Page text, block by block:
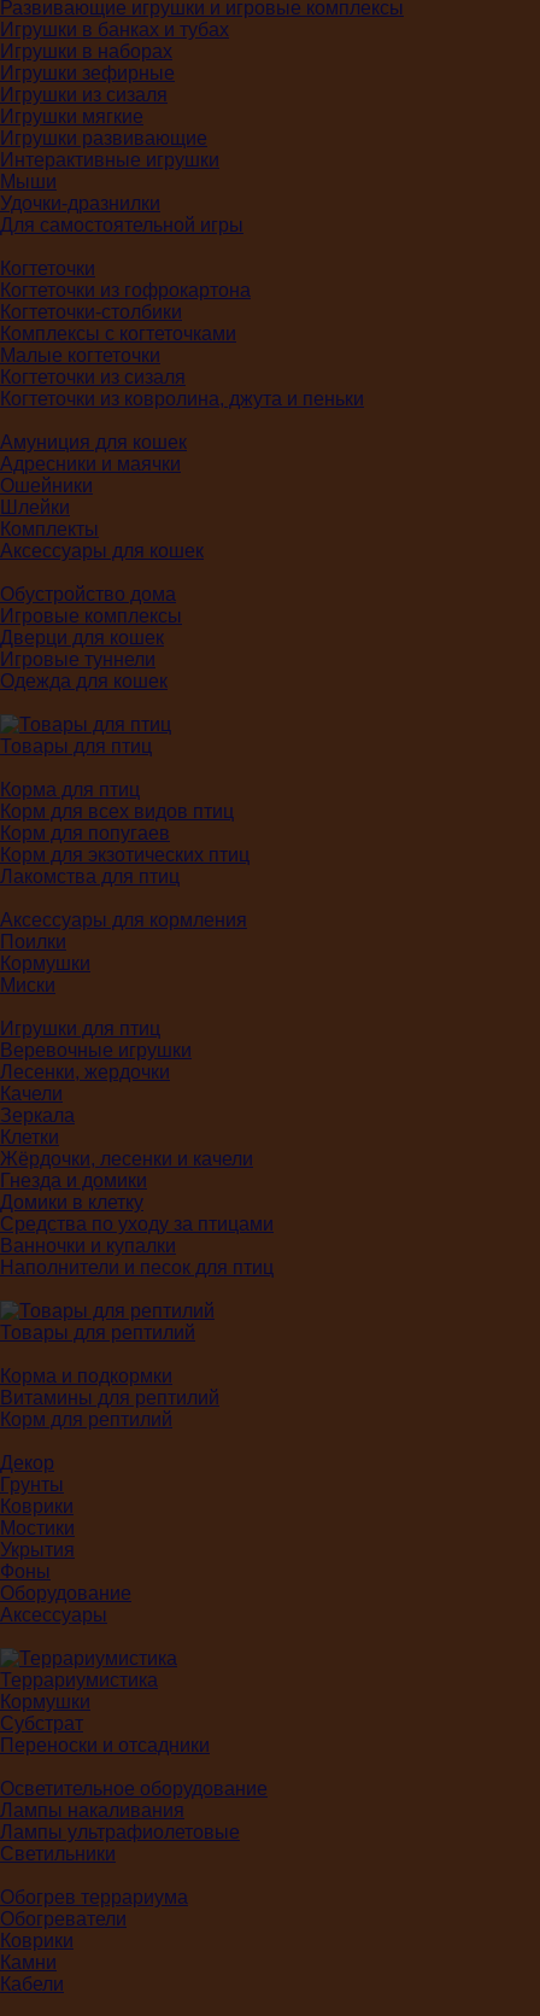
Развивающие игрушки и игровые комплексы
Игрушки в банках и тубах
Игрушки в наборах
Игрушки зефирные
Игрушки из сизаля
Игрушки мягкие
Игрушки развивающие
Интерактивные игрушки
Мыши
Удочки-дразнилки
Для самостоятельной игры
Когтеточки
Когтеточки из гофрокартона
Когтеточки-столбики
Комплексы с когтеточками
Малые когтеточки
Когтеточки из сизаля
Когтеточки из ковролина, джута и пеньки
Амуниция для кошек
Адресники и маячки
Ошейники
Шлейки
Комплекты
Аксессуары для кошек
Обустройство дома
Игровые комплексы
Дверци для кошек
Игровые туннели
Одежда для кошек
Товары для птиц
Корма для птиц
Корм для всех видов птиц
Корм для попугаев
Корм для экзотических птиц
Лакомства для птиц
Аксессуары для кормления
Поилки
Кормушки
Миски
Игрушки для птиц
Веревочные игрушки
Лесенки, жердочки
Качели
Зеркала
Клетки
Жёрдочки, лесенки и качели
Гнезда и домики
Домики в клетку
Средства по уходу за птицами
Ванночки и купалки
Наполнители и песок для птиц
Товары для рептилий
Корма и подкормки
Витамины для рептилий
Корм для рептилий
Декор
Грунты
Коврики
Мостики
Укрытия
Фоны
Оборудование
Аксессуары
Террариумистика
Кормушки
Субстрат
Переноски и отсадники
Осветительное оборудование
Лампы накаливания
Лампы ультрафиолетовые
Светильники
Обогрев террариума
Обогреватели
Коврики
Камни
Кабели